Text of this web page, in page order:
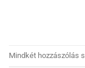
Mindkét hozzászólás